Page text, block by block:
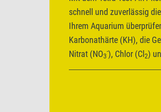
schnell und zuverlässig
Ihrem Aquarium
Karbonathärte (KH), die
Nitrat (NO3
-), Chlor (Cl 2)